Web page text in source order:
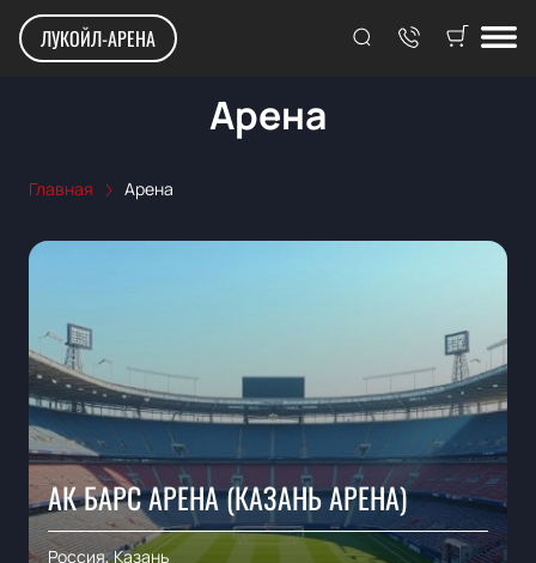
ЛУКОЙЛ-АРЕНА
Арена
Главная Арена
АК БАРС АРЕНА (КАЗАНЬ АРЕНА)
Россия, Казань